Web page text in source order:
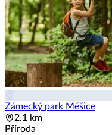
Zámecký park Měšice
2.1 km
Příroda